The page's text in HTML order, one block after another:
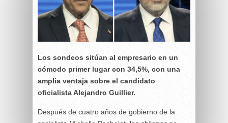
Los sondeos sitúan al empresario en un
cómodo primer lugar con 34,5%, con una
amplia ventaja sobre el candidato
oficialista Alejandro Guillier.
Después de cuatro años de gobierno de la